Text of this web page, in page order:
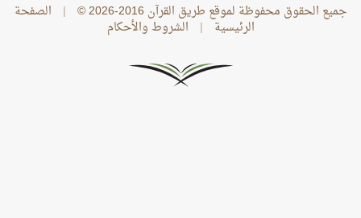
جميع الحقوق محفوظة لموقع طريق القرآن 2016-2026 © | الصفحة
الرئيسية | الشروط والأحكام